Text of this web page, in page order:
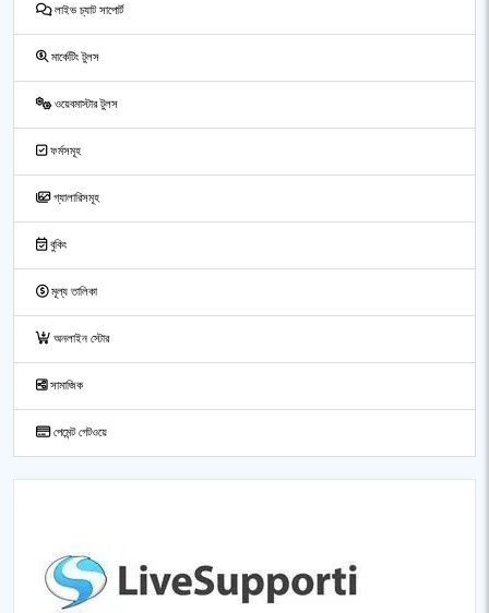
লাইভ চ্যাট সাপোর্ট
মার্কেটিং টুলস
ওয়েবমাস্টার টুলস
ফর্মসমূহ
গ্যালারিসমূহ
বুকিং
মূল্য তালিকা
অনলাইন স্টোর
সামাজিক
পেমেন্ট গেটওয়ে